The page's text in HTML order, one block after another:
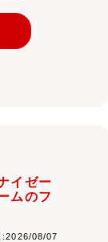
イゼー
ムのフ
08/07